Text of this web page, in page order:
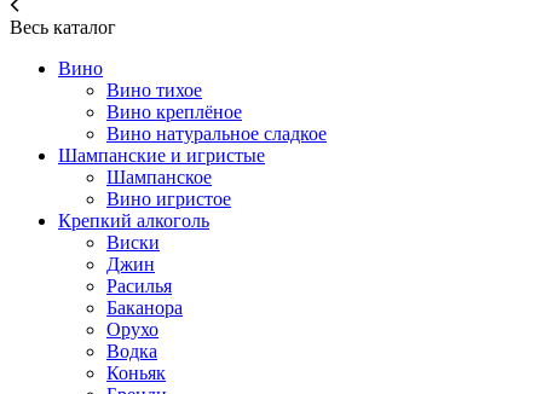
Весь каталог
Вино
Вино тихое
Вино креплёное
Вино натуральное сладкое
Шампанские и игристые
Шампанское
Вино игристое
Крепкий алкоголь
Виски
Джин
Расилья
Баканора
Орухо
Водка
Коньяк